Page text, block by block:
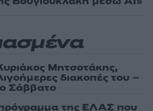
Μητσοτάκης,
διακοπές του –
Σάββατο
πρόγραμμα της ΕΛΑΣ που